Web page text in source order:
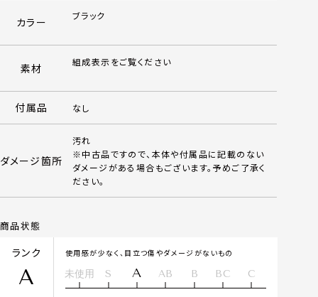
カラー ブラック
素材 組成表示をご覧ください
付属品 なし
ダメージ箇所
汚れ
※中古品ですので、本体や付属品に記載のない
ダメージがある場合もございます。予めご了承く
ださい。
商品状態
ランク
A
使用感が少なく、目立つ傷やダメージがないもの
未使用 S A AB B BC C